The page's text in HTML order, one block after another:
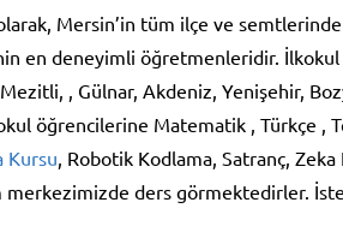
Mersin’in tüm ilçe ve
en deneyimli öğretmenleridir. İlkokul
, Gülnar, Akdeniz, Yenişehir,
öğrencilerine Matematik , Türkçe ,
Kursu , Robotik Kodlama, Satranç,
merkezimizde ders görmektedirler.